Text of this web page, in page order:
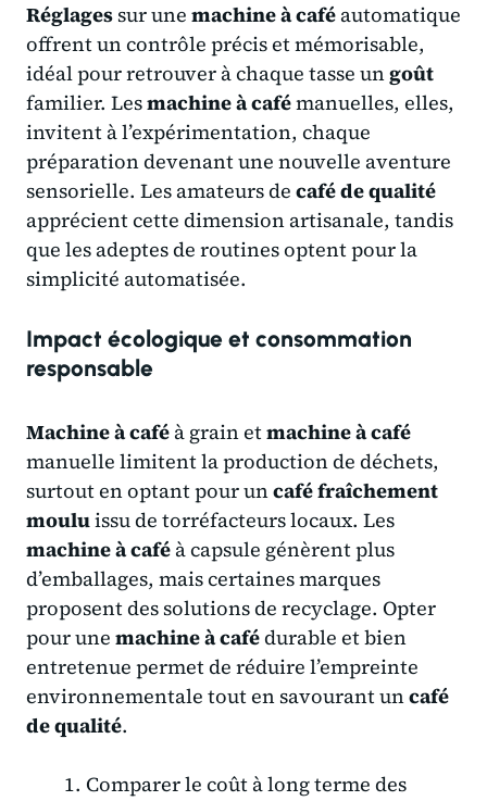
Réglages sur une machine à café automatique
offrent un contrôle précis et mémorisable,
idéal pour retrouver à chaque tasse ungoût
familier. Lesmachine à cafémanuelles, elles,
invitent à l’expérimentation, chaque
préparation devenant une nouvelle aventure
sensorielle. Les amateurs de café de qualité
apprécient cette dimension artisanale, tandis
que les adeptes de routines optent pour la
simplicité automatisée.
Impact écologique et consommation
responsable
Machine à café à grain etmachine à café
manuelle limitent la production de déchets,
surtout en optant pour uncafé fraîchement
mouluissu de torréfacteurs locaux. Les
machine à café à capsule génèrent plus
d’emballages, mais certaines marques
proposent des solutions de recyclage. Opter
pour une machine à cafédurable et bien
entretenue permet de réduire l’empreinte
environnementale tout en savourant uncafé
de qualité.
Comparer le coût à long terme des